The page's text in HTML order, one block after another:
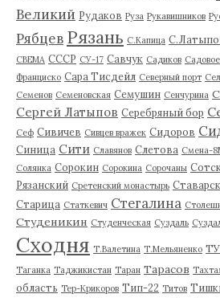
Великий Рудаков Руза Рукавишников
Рябцев Рязань С.Капица
СВЕМА СССР СУ-17 Савчук Садиков
Франциско Сара Тисдейл Северный порт
Семенов Семеновская Семушин Сенчурина
Сергей Латыпов Серебряный бор
Сеф Сивичев Сивцев вражек Сидоров
Синица Сити Славянов Слетова Смена-
Солянка Сорокин Сорокина Сорочаны
Рязанский Сретенский монастырь
Старица Статкевич Стегалина
Студеникин Студенческая Суздаль
Сходня Т.Валетина Т.Мельяненко
Таганка Таджикистан Таран Тарасов
область Тер-Крикоров Тип-22 Титов